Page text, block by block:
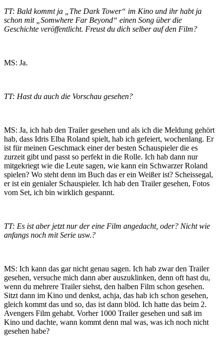
TT: Bald kommt ja „The Dark Tower“ im Kino und ihr habt ja
schon mit „Somwhere Far Beyond“ einen Song über die
Geschichte veröffentlicht. Freust du dich selber auf den Film?
MS: Ja.
TT: Hast du auch die Vorschau gesehen?
MS: Ja, ich hab den Trailer gesehen und als ich die Meldung gehört
hab, dass Idris Elba Roland spielt, hab ich gefeiert, wochenlang. Er
ist für meinen Geschmack einer der besten Schauspieler die es
zurzeit gibt und passt so perfekt in die Rolle. Ich hab dann nur
mitgekriegt wie die Leute sagen, wie kann ein Schwarzer Roland
spielen? Wo steht denn im Buch das er ein Weißer ist? Scheissegal,
er ist ein genialer Schauspieler. Ich hab den Trailer gesehen, Fotos
vom Set, ich bin wirklich gespannt.
TT: Es ist aber jetzt nur der eine Film angedacht, oder? Nicht wie
anfangs noch mit Serie usw.?
MS: Ich kann das gar nicht genau sagen. Ich hab zwar den Trailer
gesehen, versuche mich dann aber auszuklinken, denn oft hast du,
wenn du mehrere Trailer siehst, den halben Film schon gesehen.
Sitzt dann im Kino und denkst, achja, das hab ich schon gesehen,
gleich kommt das und so, das ist dann blöd. Ich hatte das beim 2.
Avengers Film gehabt. Vorher 1000 Trailer gesehen und saß im
Kino und dachte, wann kommt denn mal was, was ich noch nicht
gesehen habe?